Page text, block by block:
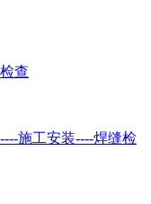
查
施工安装----焊缝检